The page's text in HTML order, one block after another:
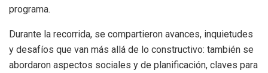
programa.
Durante la recorrida, se compartieron avances, inquietudes
y desafíos que van más allá de lo constructivo: también se
abordaron aspectos sociales y de planificación, claves para